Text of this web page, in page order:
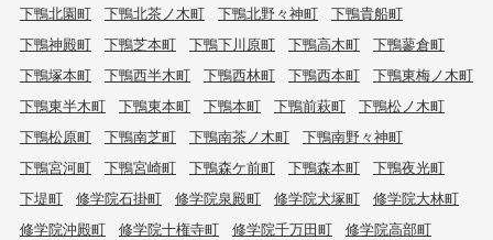
下鴨北園町
下鴨北茶ノ木町 下鴨北野々神町
下鴨貴船町
下鴨神殿町
下鴨芝本町 下鴨下川原町 下鴨高木町
下鴨蓼倉町
下鴨塚本町
下鴨西半木町 下鴨西林町 下鴨西本町
下鴨東梅ノ木町
下鴨東半木町
下鴨東本町 下鴨本町 下鴨前萩町
下鴨松ノ木町
下鴨松原町
下鴨南芝町 下鴨南茶ノ木町
下鴨南野々神町
下鴨宮河町
下鴨宮崎町 下鴨森ケ前町 下鴨森本町
下鴨夜光町
下堤町
修学院石掛町 修学院泉殿町 修学院犬塚町
修学院大林町
修学院沖殿町
修学院十権寺町 修学院千万田町
修学院高部町